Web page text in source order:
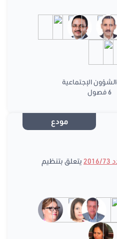
الإجتماعية
6 فصول
مودع
يتعلق بتنظيم